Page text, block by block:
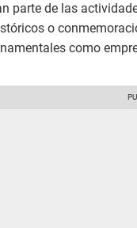
parte de las
o
como